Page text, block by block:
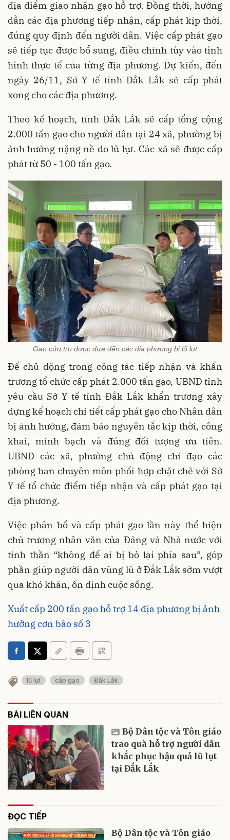
địa điểm giao nhận gạo hỗ trợ. Đồng thời, hướng
dẫn các địa phương tiếp nhận, cấp phát kịp thời,
đúng quy định đến người dân. Việc cấp phát gạo
sẽ tiếp tục được bổ sung, điều chỉnh tùy vào tình
hình thực tế của từng địa phương. Dự kiến, đến
ngày 26/11, Sở Y tế tỉnh Đắk Lắk sẽ cấp phát
xong cho các địa phương.
Theo kế hoạch, tỉnh Đắk Lắk sẽ cấp tổng cộng
2.000 tấn gạo cho người dân tại 24 xã, phường bị
ảnh hưởng nặng nề do lũ lụt. Các xã sẽ được cấp
phát từ 50 - 100 tấn gạo.
Gạo cứu trợ được đưa đến các địa phương bị lũ lụt
Để chủ động trong công tác tiếp nhận và khẩn
trương tổ chức cấp phát 2.000 tấn gạo, UBND tỉnh
yêu cầu Sở Y tế tỉnh Đắk Lắk khẩn trương xây
dựng kế hoạch chi tiết cấp phát gạo cho Nhân dân
bị ảnh hưởng, đảm bảo nguyên tắc kịp thời, công
khai, minh bạch và đúng đối tượng ưu tiên.
UBND các xã, phường chủ động chỉ đạo các
phòng ban chuyên môn phối hợp chặt chẽ với Sở
Y tế tổ chức điểm tiếp nhận và cấp phát gạo tại
địa phương.
Việc phân bổ và cấp phát gạo lần này thể hiện
chủ trương nhân văn của Đảng và Nhà nước với
tinh thần “không để ai bị bỏ lại phía sau”, góp
phần giúp người dân vùng lũ ở Đắk Lắk sớm vượt
qua khó khăn, ổn định cuộc sống.
Xuất cấp 200 tấn gạo hỗ trợ 14 địa phương bị ảnh
hưởng cơn bão số 3
lũ lụt cấp gạo Đắk Lắk
BÀI LIÊN QUAN
Bộ Dân tộc và Tôn giáo
trao quà hỗ trợ người dân
khắc phục hậu quả lũ lụt
tại Đắk Lắk
ĐỌC TIẾP
Bộ Dân tộc và Tôn giáo